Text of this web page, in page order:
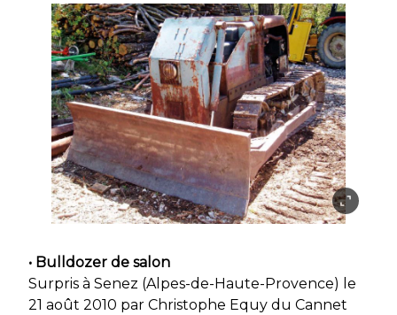
• Bulldozer de salon
Surpris à Senez (Alpes-de-Haute-Provence) le
21 août 2010 par Christophe Equy du Cannet